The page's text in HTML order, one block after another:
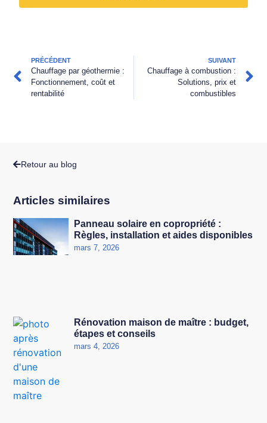
Retour au blog
Articles similaires
Panneau solaire en copropriété :
Règles, installation et aides disponibles
mars 7, 2026
Rénovation maison de maître : budget,
étapes et conseils
mars 4, 2026
PRÉCÉDENT
Chauffage par géothermie :
Fonctionnement, coût et
rentabilité
SUIVANT
Chauffage à combustion :
Solutions, prix et
combustibles